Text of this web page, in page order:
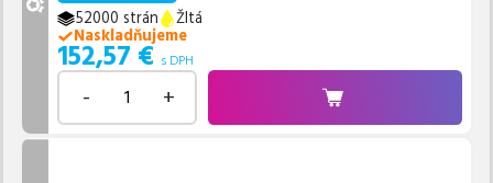
52000 strán
Žltá
Naskladňujeme
152,57 € s DPH
- +